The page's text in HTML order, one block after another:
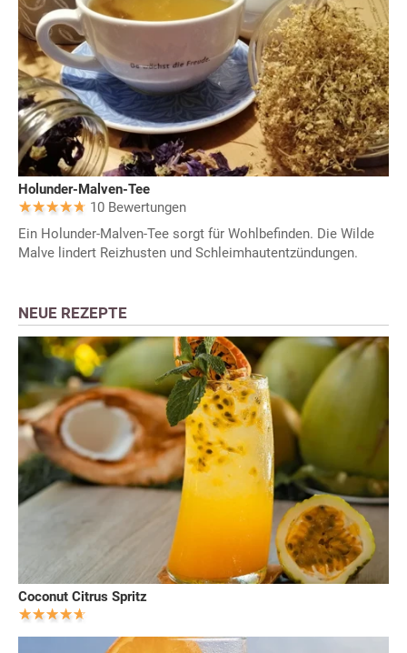
Holunder-Malven-Tee
10 Bewertungen
Ein Holunder-Malven-Tee sorgt für Wohlbefinden. Die Wilde
Malve lindert Reizhusten und Schleimhautentzündungen.
NEUE REZEPTE
Coconut Citrus Spritz